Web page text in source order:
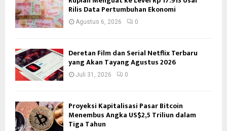
Rilis Data Pertumbuhan Ekonomi
Agustus 6, 2026 0
Deretan Film dan Serial Netflix Terbaru
yang Akan Tayang Agustus 2026
Juli 31, 2026 0
Proyeksi Kapitalisasi Pasar Bitcoin
Menembus Angka US$2,5 Triliun dalam
Tiga Tahun